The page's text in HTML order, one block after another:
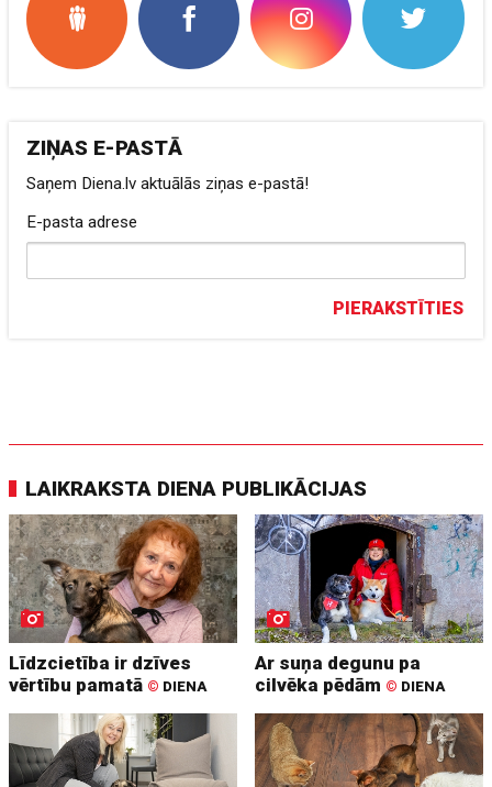
ZIŅAS E-PASTĀ
Saņem Diena.lv aktuālās ziņas e-pastā!
E-pasta adrese
PIERAKSTĪTIES
LAIKRAKSTA DIENA PUBLIKĀCIJAS
Līdzcietība ir dzīves
vērtību pamatā © DIENA
Ar suņa degunu pa
cilvēka pēdām © DIENA